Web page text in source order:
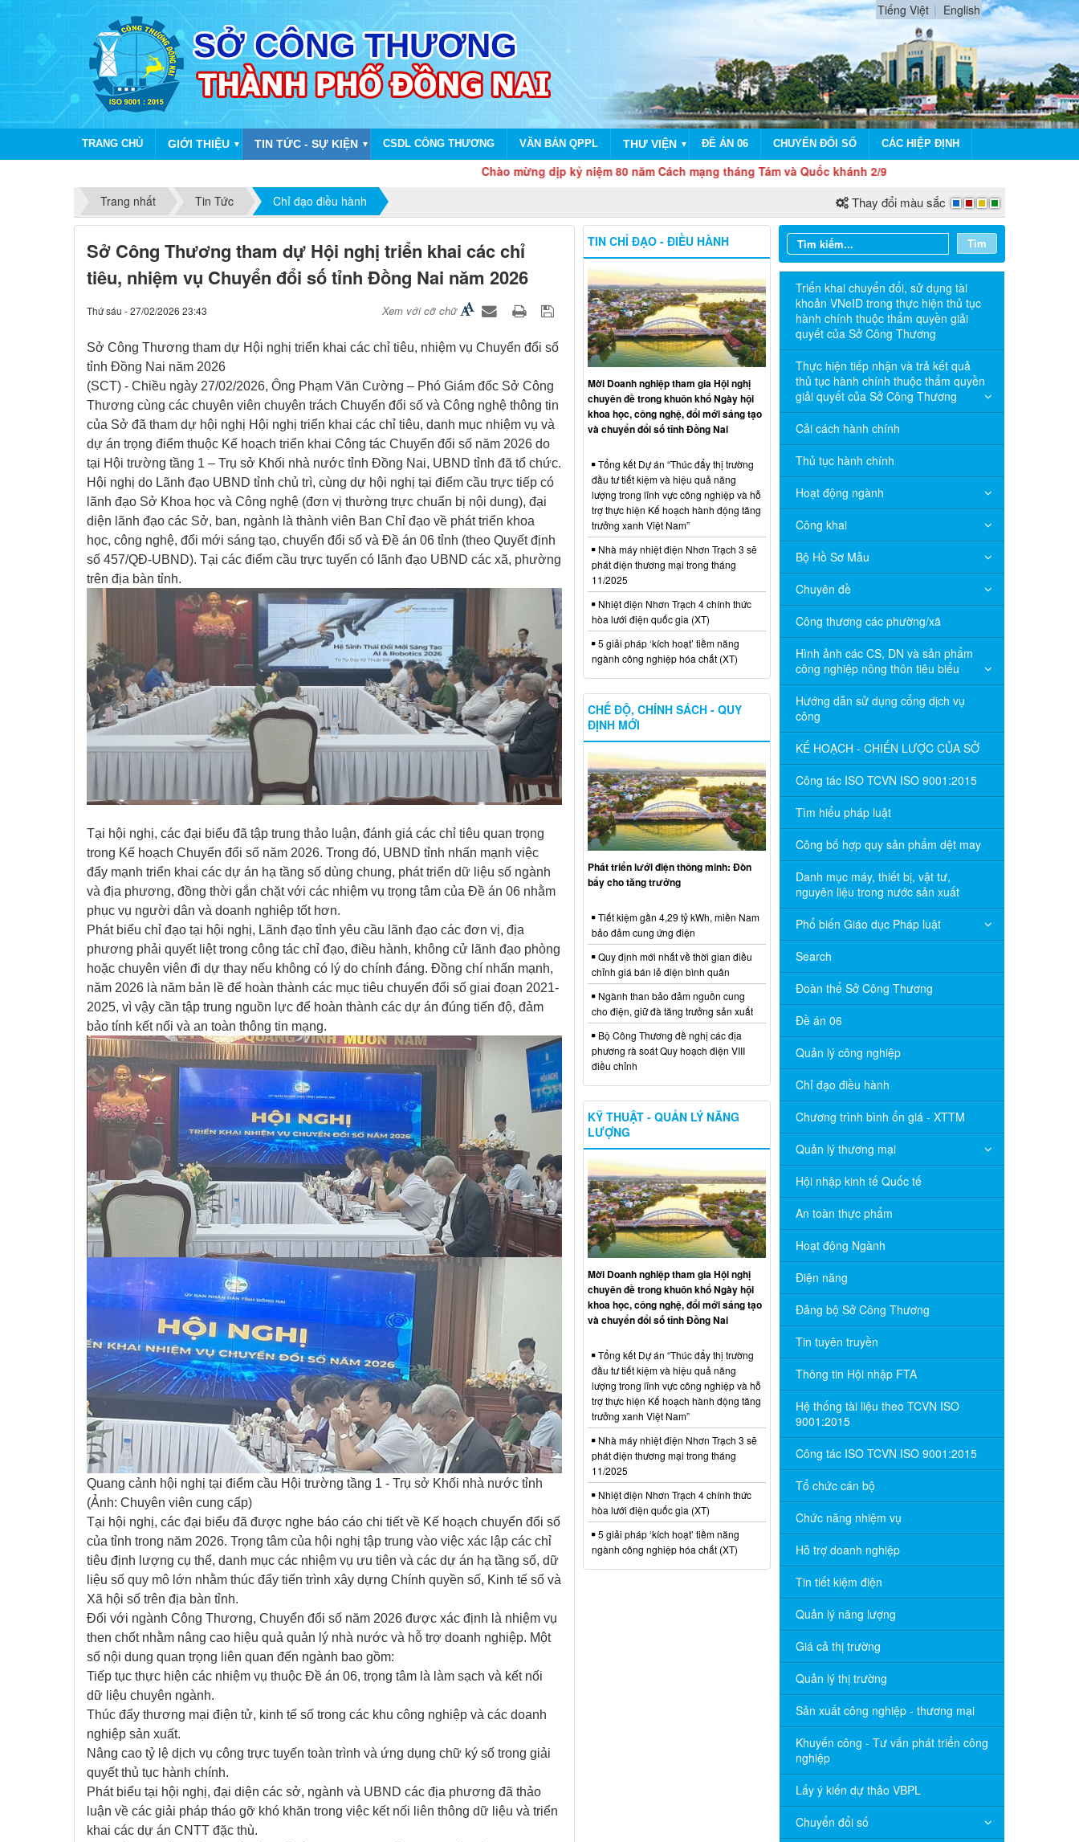
Tiếng Việt English
TRANG CHỦ GIỚI THIỆU ▼ TIN TỨC - SỰ KIỆN ▼ CSDL CÔNG THƯƠNG VĂN BẢN QPPL THƯ VIỆN ▼ ĐỀ ÁN 06 CHUYỂN ĐỔI SỐ CÁC HIỆP ĐỊNH
Chào mừng dịp kỷ niệm 80 năm Cách mạng tháng Tám và Quốc khánh 2/9
Trang nhất
Tin Tức Chỉ đạo điều hành Thay đổi màu sắc
Sở Công Thương tham dự Hội nghị triển khai các chỉ
tiêu, nhiệm vụ Chuyển đổi số tỉnh Đồng Nai năm 2026
Thứ sáu - 27/02/2026 23:43 Xem với cỡ chữ
Sở Công Thương tham dự Hội nghị triển khai các chỉ tiêu, nhiệm vụ Chuyển đổi số
tỉnh Đồng Nai năm 2026
(SCT) - Chiều ngày 27/02/2026, Ông Phạm Văn Cường – Phó Giám đốc Sở Công
Thương cùng các chuyên viên chuyên trách Chuyển đổi số và Công nghệ thông tin
của Sở đã tham dự hội nghị Hội nghị triển khai các chỉ tiêu, danh mục nhiệm vụ và
dự án trọng điểm thuộc Kế hoạch triển khai Công tác Chuyển đổi số năm 2026 do
tại Hội trường tầng 1 – Trụ sở Khối nhà nước tỉnh Đồng Nai, UBND tỉnh đã tổ chức.
Hội nghị do Lãnh đạo UBND tỉnh chủ trì, cùng dự hội nghị tại điểm cầu trực tiếp có
lãnh đạo Sở Khoa học và Công nghệ (đơn vị thường trực chuẩn bị nội dung), đại
diện lãnh đạo các Sở, ban, ngành là thành viên Ban Chỉ đạo về phát triển khoa
học, công nghệ, đổi mới sáng tạo, chuyển đổi số và Đề án 06 tỉnh (theo Quyết định
số 457/QĐ-UBND). Tại các điểm cầu trực tuyến có lãnh đạo UBND các xã, phường
trên địa bàn tỉnh.
Tại hội nghị, các đại biểu đã tập trung thảo luận, đánh giá các chỉ tiêu quan trọng
trong Kế hoạch Chuyển đổi số năm 2026. Trong đó, UBND tỉnh nhấn mạnh việc
đẩy mạnh triển khai các dự án hạ tầng số dùng chung, phát triển dữ liệu số ngành
và địa phương, đồng thời gắn chặt với các nhiệm vụ trọng tâm của Đề án 06 nhằm
phục vụ người dân và doanh nghiệp tốt hơn.
Phát biểu chỉ đạo tại hội nghị, Lãnh đạo tỉnh yêu cầu lãnh đạo các đơn vị, địa
phương phải quyết liệt trong công tác chỉ đạo, điều hành, không cử lãnh đạo phòng
hoặc chuyên viên đi dự thay nếu không có lý do chính đáng. Đồng chí nhấn mạnh,
năm 2026 là năm bản lề để hoàn thành các mục tiêu chuyển đổi số giai đoạn 2021-
2025, vì vậy cần tập trung nguồn lực để hoàn thành các dự án đúng tiến độ, đảm
bảo tính kết nối và an toàn thông tin mạng.
Quang cảnh hội nghị tại điểm cầu Hội trường tầng 1 - Trụ sở Khối nhà nước tỉnh
(Ảnh: Chuyên viên cung cấp)
Tại hội nghị, các đại biểu đã được nghe báo cáo chi tiết về Kế hoạch chuyển đổi số
của tỉnh trong năm 2026. Trọng tâm của hội nghị tập trung vào việc xác lập các chỉ
tiêu định lượng cụ thể, danh mục các nhiệm vụ ưu tiên và các dự án hạ tầng số, dữ
liệu số quy mô lớn nhằm thúc đẩy tiến trình xây dựng Chính quyền số, Kinh tế số và
Xã hội số trên địa bàn tỉnh.
Đối với ngành Công Thương, Chuyển đổi số năm 2026 được xác định là nhiệm vụ
then chốt nhằm nâng cao hiệu quả quản lý nhà nước và hỗ trợ doanh nghiệp. Một
số nội dung quan trọng liên quan đến ngành bao gồm:
Tiếp tục thực hiện các nhiệm vụ thuộc Đề án 06, trọng tâm là làm sạch và kết nối
dữ liệu chuyên ngành.
Thúc đẩy thương mại điện tử, kinh tế số trong các khu công nghiệp và các doanh
nghiệp sản xuất.
Nâng cao tỷ lệ dịch vụ công trực tuyến toàn trình và ứng dụng chữ ký số trong giải
quyết thủ tục hành chính.
Phát biểu tại hội nghị, đại diện các sở, ngành và UBND các địa phương đã thảo
luận về các giải pháp tháo gỡ khó khăn trong việc kết nối liên thông dữ liệu và triển
khai các dự án CNTT đặc thù.
Tìm
Triển khai chuyển đổi, sử dụng tài
khoản VNeID trong thực hiện thủ tục
hành chính thuộc thẩm quyền giải
quyết của Sở Công Thương
Thực hiện tiếp nhận và trả kết quả
thủ tục hành chính thuộc thẩm quyền
giải quyết của Sở Công Thương
Cải cách hành chính
Thủ tục hành chính
Hoạt động ngành
Công khai
Bộ Hồ Sơ Mẫu
Chuyên đề
Công thương các phường/xã
Hình ảnh các CS, DN và sản phẩm
công nghiệp nông thôn tiêu biểu
Hướng dẫn sử dụng cổng dịch vụ
công
KẾ HOẠCH - CHIẾN LƯỢC CỦA SỞ
Công tác ISO TCVN ISO 9001:2015
Tìm hiểu pháp luật
Công bố hợp quy sản phẩm dệt may
Danh mục máy, thiết bị, vật tư,
nguyên liệu trong nước sản xuất
Phổ biến Giáo dục Pháp luật
Search
Đoàn thể Sở Công Thương
Đề án 06
Quản lý công nghiệp
Chỉ đạo điều hành
Chương trình bình ổn giá - XTTM
Quản lý thương mại
Hội nhập kinh tế Quốc tế
An toàn thực phẩm
Hoạt động Ngành
Điện năng
Đảng bộ Sở Công Thương
Tin tuyên truyền
Thông tin Hội nhập FTA
Hệ thống tài liệu theo TCVN ISO
9001:2015
Công tác ISO TCVN ISO 9001:2015
Tổ chức cán bộ
Chức năng nhiệm vụ
Hỗ trợ doanh nghiệp
Tin tiết kiệm điện
Quản lý năng lượng
Giá cả thị trường
Quản lý thị trường
Sản xuất công nghiệp - thương mại
Khuyến công - Tư vấn phát triển công
nghiệp
Lấy ý kiến dự thảo VBPL
Chuyển đổi số
TIN CHỈ ĐẠO - ĐIỀU HÀNH
Mời Doanh nghiệp tham gia Hội nghị
chuyên đề trong khuôn khổ Ngày hội
khoa học, công nghệ, đổi mới sáng tạo
và chuyển đổi số tỉnh Đồng Nai
Tổng kết Dự án “Thúc đẩy thị trường
đầu tư tiết kiệm và hiệu quả năng
lượng trong lĩnh vực công nghiệp và hỗ
trợ thực hiện Kế hoạch hành động tăng
trưởng xanh Việt Nam”
Nhà máy nhiệt điện Nhơn Trạch 3 sẽ
phát điện thương mại trong tháng
11/2025
Nhiệt điện Nhơn Trạch 4 chính thức
hòa lưới điện quốc gia (XT)
5 giải pháp ‘kích hoạt’ tiềm năng
ngành công nghiệp hóa chất (XT)
CHẾ ĐỘ, CHÍNH SÁCH - QUY
ĐỊNH MỚI
Phát triển lưới điện thông minh: Đòn
bẩy cho tăng trưởng
Tiết kiệm gần 4,29 tỷ kWh, miền Nam
bảo đảm cung ứng điện
Quy định mới nhất về thời gian điều
chỉnh giá bán lẻ điện bình quân
Ngành than bảo đảm nguồn cung
cho điện, giữ đà tăng trưởng sản xuất
Bộ Công Thương đề nghị các địa
phương rà soát Quy hoạch điện VIII
điều chỉnh
KỸ THUẬT - QUẢN LÝ NĂNG
LƯỢNG
Mời Doanh nghiệp tham gia Hội nghị
chuyên đề trong khuôn khổ Ngày hội
khoa học, công nghệ, đổi mới sáng tạo
và chuyển đổi số tỉnh Đồng Nai
Tổng kết Dự án “Thúc đẩy thị trường
đầu tư tiết kiệm và hiệu quả năng
lượng trong lĩnh vực công nghiệp và hỗ
trợ thực hiện Kế hoạch hành động tăng
trưởng xanh Việt Nam”
Nhà máy nhiệt điện Nhơn Trạch 3 sẽ
phát điện thương mại trong tháng
11/2025
Nhiệt điện Nhơn Trạch 4 chính thức
hòa lưới điện quốc gia (XT)
5 giải pháp ‘kích hoạt’ tiềm năng
ngành công nghiệp hóa chất (XT)